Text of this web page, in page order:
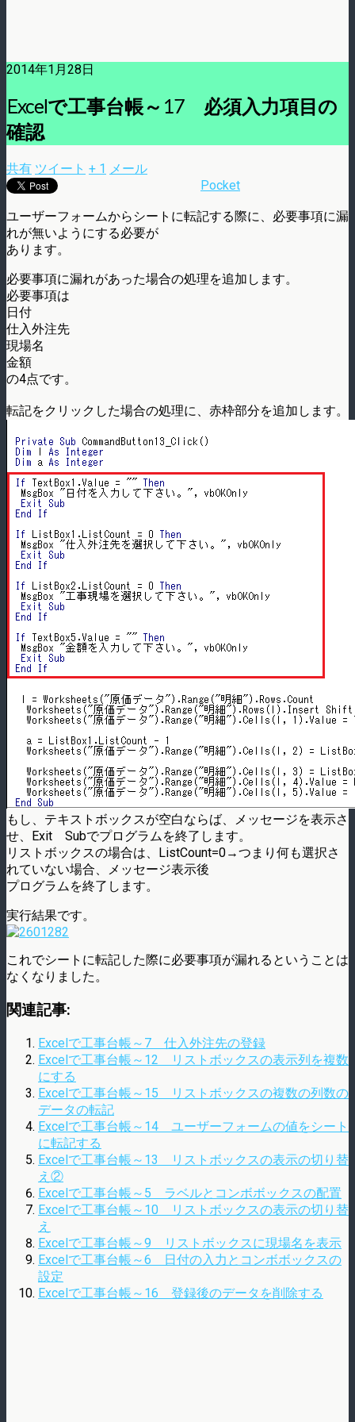
2014年1月28日
Excelで工事台帳～17 必須入力項目の
確認
共有 ツイート + 1 メール
Pocket
ユーザーフォームからシートに転記する際に、必要事項に漏
れが無いようにする必要が
あります。
必要事項に漏れがあった場合の処理を追加します。
必要事項は
日付
仕入外注先
現場名
金額
の4点です。
転記をクリックした場合の処理に、赤枠部分を追加します。
もし、テキストボックスが空白ならば、メッセージを表示さ
せ、Exit Subでプログラムを終了します。
リストボックスの場合は、ListCount=0→つまり何も選択さ
れていない場合、メッセージ表示後
プログラムを終了します。
実行結果です。
これでシートに転記した際に必要事項が漏れるということは
なくなりました。
関連記事:
Excelで工事台帳～7 仕入外注先の登録
Excelで工事台帳～12 リストボックスの表示列を複数
にする
Excelで工事台帳～15 リストボックスの複数の列数の
データの転記
Excelで工事台帳～14 ユーザーフォームの値をシート
に転記する
Excelで工事台帳～13 リストボックスの表示の切り替
え②
Excelで工事台帳～5 ラベルとコンボボックスの配置
Excelで工事台帳～10 リストボックスの表示の切り替
え
Excelで工事台帳～9 リストボックスに現場名を表示
Excelで工事台帳～6 日付の入力とコンボボックスの
設定
Excelで工事台帳～16 登録後のデータを削除する